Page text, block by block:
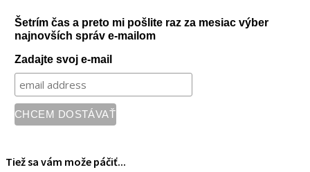
Šetrím čas a preto mi pošlite raz za mesiac výber
najnovších správ e-mailom
Zadajte svoj e-mail
Tiež sa vám može páčiť...